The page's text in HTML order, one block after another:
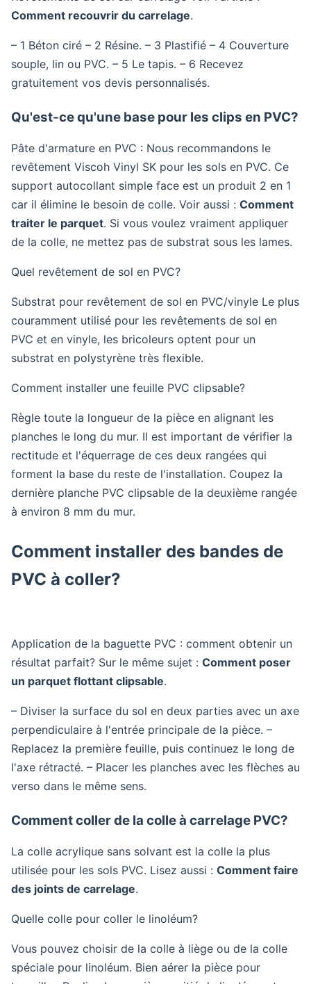
Comment recouvrir du carrelage.
– 1 Béton ciré – 2 Résine. – 3 Plastifié – 4 Couverture
souple, lin ou PVC. – 5 Le tapis. – 6 Recevez
gratuitement vos devis personnalisés.
Qu'est-ce qu'une base pour les clips en PVC?
Pâte d'armature en PVC : Nous recommandons le
revêtement Viscoh Vinyl SK pour les sols en PVC. Ce
support autocollant simple face est un produit 2 en 1
car il élimine le besoin de colle. Voir aussi : Comment
traiter le parquet. Si vous voulez vraiment appliquer
de la colle, ne mettez pas de substrat sous les lames.
Quel revêtement de sol en PVC?
Substrat pour revêtement de sol en PVC/vinyle Le plus
couramment utilisé pour les revêtements de sol en
PVC et en vinyle, les bricoleurs optent pour un
substrat en polystyrène très flexible.
Comment installer une feuille PVC clipsable?
Règle toute la longueur de la pièce en alignant les
planches le long du mur. Il est important de vérifier la
rectitude et l'équerrage de ces deux rangées qui
forment la base du reste de l'installation. Coupez la
dernière planche PVC clipsable de la deuxième rangée
à environ 8 mm du mur.
Comment installer des bandes de
PVC à coller?
Application de la baguette PVC : comment obtenir un
résultat parfait? Sur le même sujet : Comment poser
un parquet flottant clipsable.
– Diviser la surface du sol en deux parties avec un axe
perpendiculaire à l'entrée principale de la pièce. –
Replacez la première feuille, puis continuez le long de
l'axe rétracté. – Placer les planches avec les flèches au
verso dans le même sens.
Comment coller de la colle à carrelage PVC?
La colle acrylique sans solvant est la colle la plus
utilisée pour les sols PVC. Lisez aussi : Comment faire
des joints de carrelage.
Quelle colle pour coller le linoléum?
Vous pouvez choisir de la colle à liège ou de la colle
spéciale pour linoléum. Bien aérer la pièce pour